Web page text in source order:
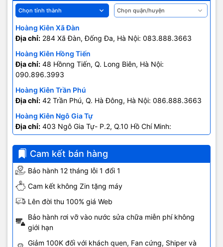
Hoàng Kiên Xã Đàn
Địa chỉ: 284 Xã Đàn, Đống Đa, Hà Nội: 083.888.3663
Hoàng Kiên Hồng Tiến
Địa chỉ: 48 Hồnng Tiến, Q. Long Biên, Hà Nội:
090.896.3993
Hoàng Kiên Trần Phú
Địa chỉ: 42 Trần Phú, Q. Hà Đông, Hà Nội: 086.888.3663
Hoàng Kiên Ngô Gia Tự
Địa chỉ: 403 Ngô Gia Tự- P.2, Q.10 Hồ Chí Minh:
0707.678.707
Cam kết bán hàng
Bảo hành 12 tháng lỗi 1 đổi 1
Cam kết không Zin tặng máy
Lên đời thu 100% giá Web
Bảo hành rơi vỡ vào nước sửa chữa miễn phí không
giới hạn
Giảm 100K đối với khách quen, Fan cứng, Shiper và